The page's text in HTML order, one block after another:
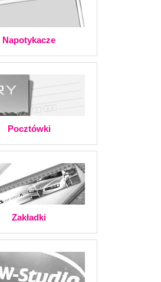
Napotykacze
Pocztówki
Zakładki